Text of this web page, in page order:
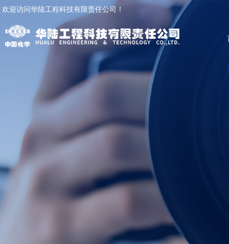
欢迎访问华陆工程科技有限责任公司！